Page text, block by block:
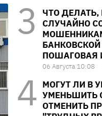
ЧТО
СЛУЧАЙНО
ПОШАГОВАЯ
06 Августа 10:08
МОГУТ ЛИ В
УМЕНЬШИТЬ
ОТМЕНИТЬ